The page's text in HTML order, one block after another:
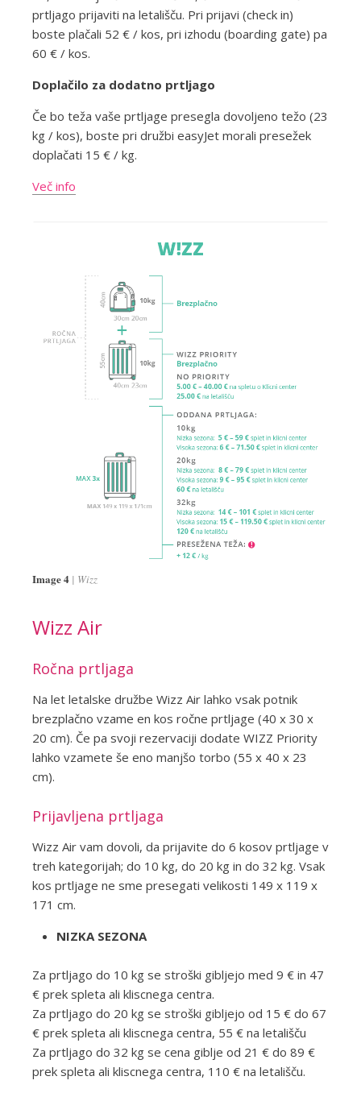
prtljago prijaviti na letališču. Pri prijavi (check in)
boste plačali 52 € / kos, pri izhodu (boarding gate) pa
60 € / kos.
Doplačilo za dodatno prtljago
Če bo teža vaše prtljage presegla dovoljeno težo (23
kg / kos), boste pri družbi easyJet morali presežek
doplačati 15 € / kg.
Več info
Image 4 Wizz
Wizz Air
Ročna prtljaga
Na let letalske družbe Wizz Air lahko vsak potnik
brezplačno vzame en kos ročne prtljage (40 x 30 x
20 cm). Če pa svoji rezervaciji dodate WIZZ Priority
lahko vzamete še eno manjšo torbo (55 x 40 x 23
cm).
Prijavljena prtljaga
Wizz Air vam dovoli, da prijavite do 6 kosov prtljage v
treh kategorijah; do 10 kg, do 20 kg in do 32 kg. Vsak
kos prtljage ne sme presegati velikosti 149 x 119 x
171 cm.
NIZKA SEZONA
Za prtljago do 10 kg se stroški gibljejo med 9 € in 47
€ prek spleta ali kliscnega centra.
Za prtljago do 20 kg se stroški gibljejo od 15 € do 67
€ prek spleta ali kliscnega centra, 55 € na letališču
Za prtljago do 32 kg se cena giblje od 21 € do 89 €
prek spleta ali kliscnega centra, 110 € na letališču.